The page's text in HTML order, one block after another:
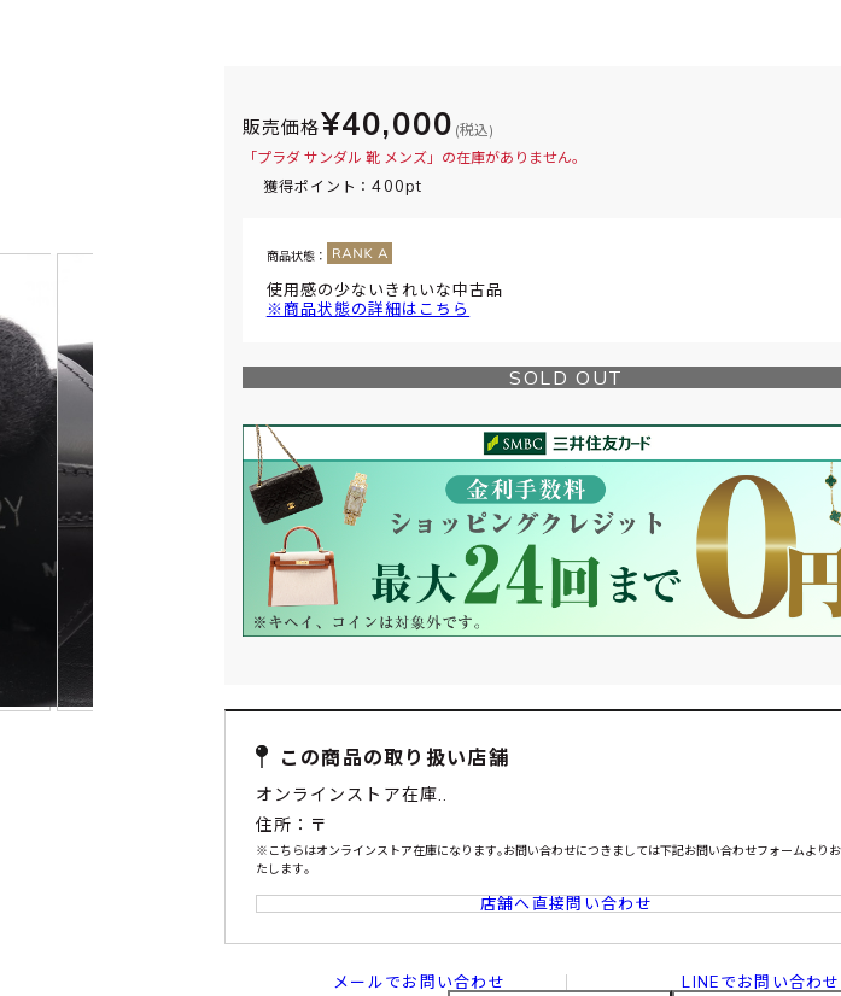
販売価格¥40,000 (税込)
「プラダ サンダル 靴 メンズ」の在庫がありません。
獲得ポイント：400pt
商品状態：
使用感の少ないきれいな中古品
※商品状態の詳細はこちら
SOLD OUT
この商品の取り扱い店舗
オンラインストア在庫..
住所：〒
※こちらはオンラインストア在庫になります｡お問い合わせにつきましては下記お問い合わせフォームより
たします｡
店舗へ直接問い合わせ
メールでお問い合わせ LINEでお問い合わせ